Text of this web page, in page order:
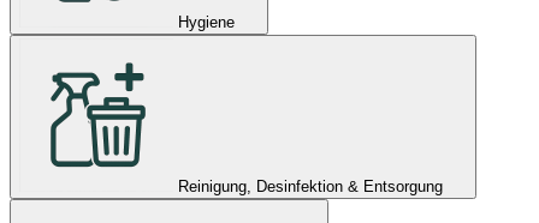
Hygiene
Reinigung, Desinfektion & Entsorgung